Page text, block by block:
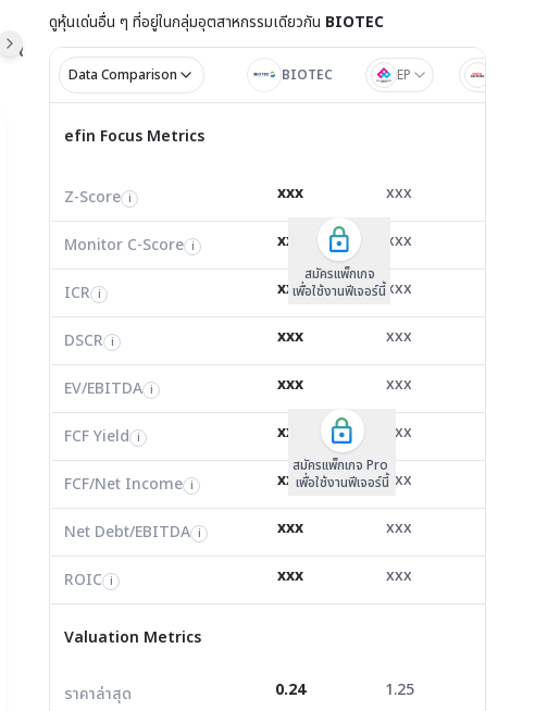
ข้อมูลทางเทคนิค สิทธิประโยชน์ แบบรายงาน
ดูหุ้นเด่นอื่น ๆ ที่อยู่ในกลุ่มอุตสาหกรรมเดียวกัน BIOTEC
Data Comparison BIOTEC EP
efin Focus Metrics
Z-Score i 1.77 -0.69
Monitor C-Score
0.00 0.00
ICR i 7.53 2.99
DSCR
EV/EBITDA
FCF Yield i 0.00 26.36
FCF/Net Income
0.00 -0.18
0.00 -5.10
ROIC i 6.44 -16.08
P/BV
0.83 0.49
efin Focus Metrics
Z-Score i
Monitor C-Score i
ICR i
DSCR i
สมัครแพ็คเกจ B
เพื่อใช้งานฟีเจอร์นี้
EV/EBITDA
FCF Yield i
FCF/Net Income
Net Debt/EBITDA
ROIC i
สมัครแพ็คเกจ B
เพื่อใช้งานฟีเจอร์นี้
Z-Score i xxx xxx
Monitor C-Score i xxx xxx
ICR i xxx xxx
DSCR i xxx xxx
สมัครแพ็กเกจ
เพื่อใช้งานฟีเจอร์นี้
EV/EBITDA i xxx xxx
FCF Yield i xxx xxx
FCF/Net Income i xxx xxx
Net Debt/EBITDA i xxx xxx
ROIC i xxx xxx
สมัครแพ็กเกจ Pro
เพื่อใช้งานฟีเจอร์นี้
Valuation Metrics
ราคาล่าสุด 0.24 1.25